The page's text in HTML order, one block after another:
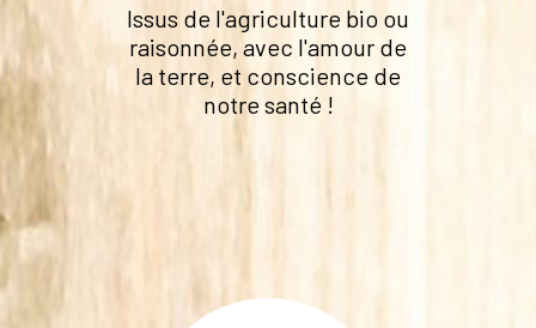
Issus de l'agriculture bio ou
raisonnée, avec l'amour de
la terre, et conscience de
notre santé !